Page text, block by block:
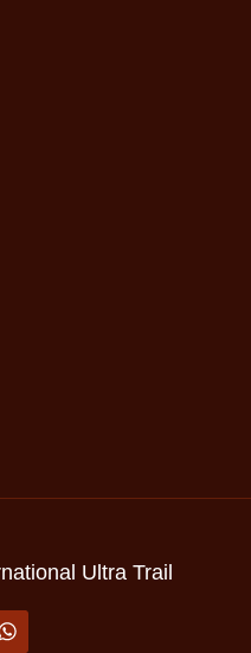
Ultra Trail